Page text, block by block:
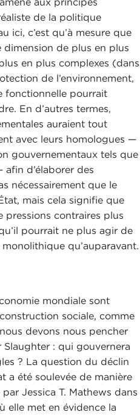
de la politique
ici, c’est qu’à mesure que
de plus en plus
en plus complexes (dans
de l’environnement,
fonctionnelle pourrait
En d’autres termes,
auraient tout
avec leurs homologues —
gouvernementaux tels que
d’élaborer des
nécessairement que le
mais cela signifie que
contraires plus
pourrait ne plus agir de
qu’auparavant.
mondiale sont
sociale, comme
devons nous pencher
: qui gouvernera
? La question du déclin
a été soulevée de manière
Jessica T. Mathews dans
elle met en évidence la